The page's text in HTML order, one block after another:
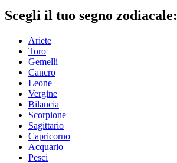
Scegli il tuo segno zodiacale:
Ariete
Toro
Gemelli
Cancro
Leone
Vergine
Bilancia
Scorpione
Sagittario
Capricorno
Acquario
Pesci